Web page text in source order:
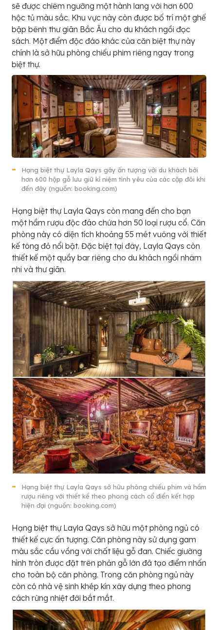
sẽ được chiêm ngưỡng một hành lang với hơn 600
hộc tủ màu sắc. Khu vực này còn được bố trí một ghế
bập bênh thư giãn Bắc Âu cho du khách ngồi đọc
sách. Một điểm độc đáo khác của căn biệt thự này
chính là sở hữu phòng chiếu phim riêng ngay trong
biệt thự.
Hạng biệt thự Layla Qays gây ấn tượng với du khách bởi
hơn 600 hộp gỗ lưu giữ kỉ niệm tình yêu của các cặp đôi khi
đến đây (nguồn: booking.com)
Hạng biệt thự Layla Qays còn mang đến cho bạn
một hầm rượu độc đáo chứa hơn 50 loại rượu cổ. Căn
phòng này có diện tích khoảng 55 mét vuông với thiết
kế tông đỏ nổi bật. Đặc biệt tại đây, Layla Qays còn
thiết kế một quầy bar riêng cho du khách ngồi nhâm
nhi và thư giãn.
Hạng biệt thự Layla Qays sở hữu phòng chiếu phim và hầm
rượu riêng với thiết kế theo phong cách cổ điển kết hợp
hiện đại (nguồn: booking.com)
Hạng biệt thự Layla Qays sở hữu một phòng ngủ có
thiết kế cực ấn tượng. Căn phòng này sử dụng gam
màu sắc cầu vồng với chất liệu gỗ đan. Chiếc giường
hình tròn được đặt trên phản gỗ lớn đã tạo điểm nhấn
cho toàn bộ căn phòng. Trong căn phòng ngủ này
còn có nhà vệ sinh khép kín xây dựng theo phong
cách rừng nhiệt đới bắt mắt.